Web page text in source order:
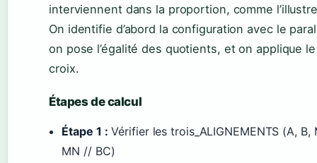
interviennent dans la proportion, comme
On identifie d’abord la configuration avec le
on pose l’égalité des quotients, et on applique
croix.
Étapes de calcul
Étape 1 : Vérifier les trois_ALIGNEMENTS (A, B,
MN // BC)